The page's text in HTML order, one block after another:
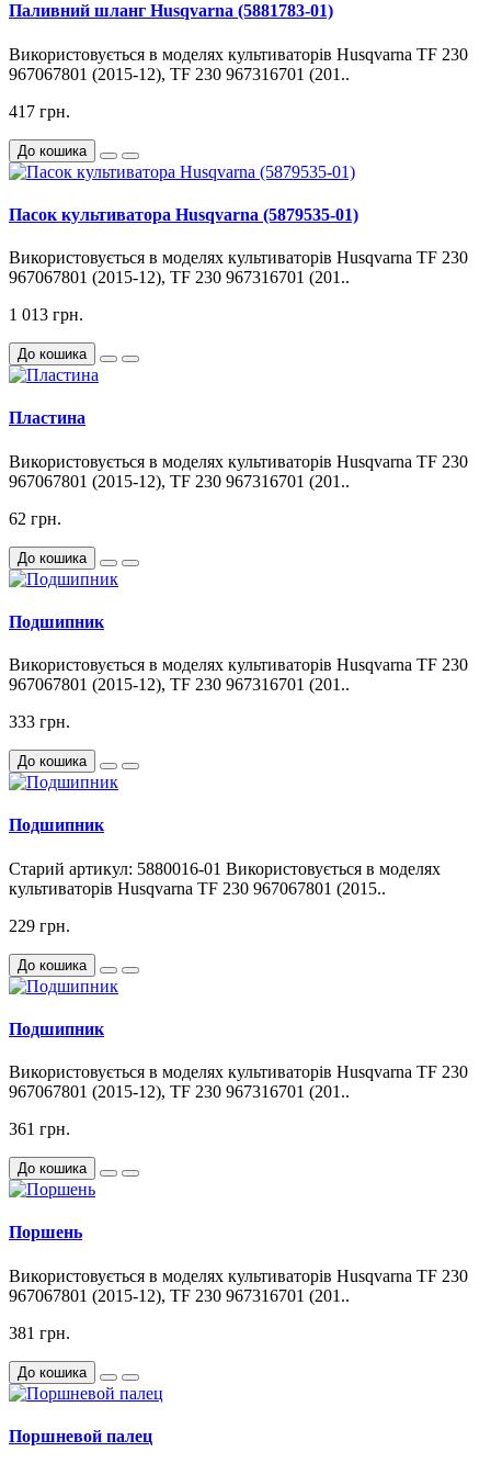
Паливний шланг Husqvarna (5881783-01)
Використовується в моделях культиваторів Husqvarna TF 230
967067801 (2015-12), TF 230 967316701 (201..
417 грн.
До кошика
Пасок культиватора Husqvarna (5879535-01)
Використовується в моделях культиваторів Husqvarna TF 230
967067801 (2015-12), TF 230 967316701 (201..
1 013 грн.
До кошика
Пластина
Використовується в моделях культиваторів Husqvarna TF 230
967067801 (2015-12), TF 230 967316701 (201..
62 грн.
До кошика
Подшипник
Використовується в моделях культиваторів Husqvarna TF 230
967067801 (2015-12), TF 230 967316701 (201..
333 грн.
До кошика
Подшипник
Старий артикул: 5880016-01 Використовується в моделях
культиваторів Husqvarna TF 230 967067801 (2015..
229 грн.
До кошика
Подшипник
Використовується в моделях культиваторів Husqvarna TF 230
967067801 (2015-12), TF 230 967316701 (201..
361 грн.
До кошика
Поршень
Використовується в моделях культиваторів Husqvarna TF 230
967067801 (2015-12), TF 230 967316701 (201..
381 грн.
До кошика
Поршневой палец